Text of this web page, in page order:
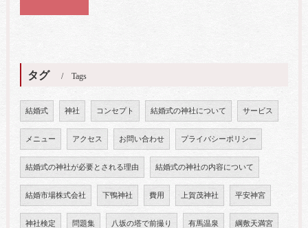
タグ Tags
結婚式 神社 コンセプト 結婚式の神社について サービス
メニュー アクセス お問い合わせ プライバシーポリシー
結婚式の神社が必要とされる理由 結婚式の神社の内容について
結婚市場株式会社 下鴨神社 費用 上賀茂神社 平安神宮
神社検定 問題集 八坂の塔で前撮り 有馬温泉 綱敷天満宮